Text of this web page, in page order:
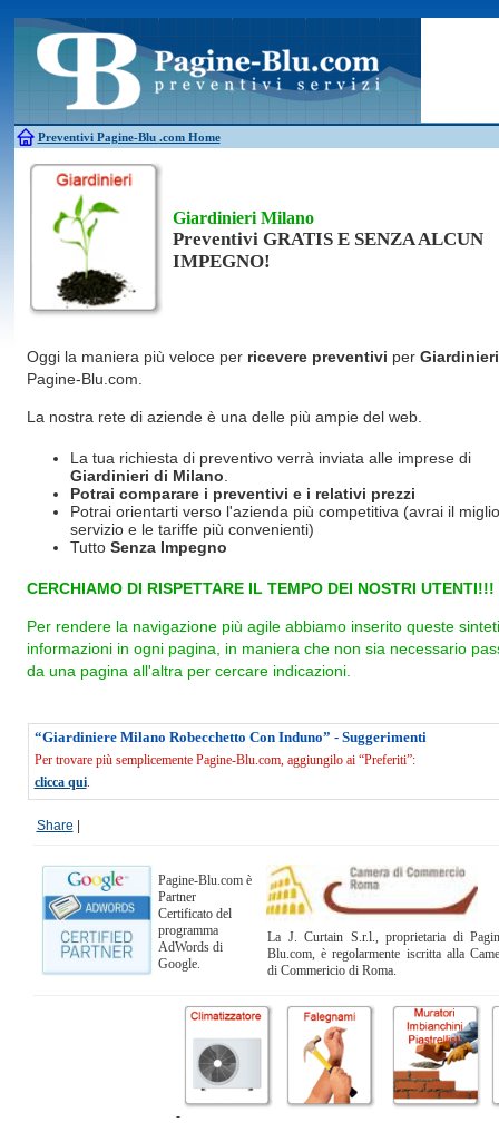
Preventivi Pagine-Blu .com Home
Antifurti
Allarme
Bagni chimici
Edilizia Giardinieri
Caldaie
Falegnami Idraulici
Canne fumarie
Parquet
Giardinieri Milano
Preventivi GRATIS E SENZA ALCUN
IMPEGNO!
Oggi la maniera più veloce per ricevere preventivi per Giardinieri
Pagine-Blu.com.
La nostra rete di aziende è una delle più ampie del web.
La tua richiesta di preventivo verrà inviata alle imprese di
Giardinieri di Milano
Potrai comparare i preventivi e i relativi prezzi
Potrai orientarti verso l'azienda più competitiva (avrai il
servizio e le tariffe più convenienti)
Tutto Senza Impegno
CERCHIAMO DI RISPETTARE IL TEMPO DEI NOSTRI UTENTI!!!
Per rendere la navigazione più agile abbiamo inserito queste
informazioni in ogni pagina, in maniera che non sia necessario
da una pagina all'altra per cercare indicazioni.
“Giardiniere Milano Robecchetto Con Induno” - Suggerimenti
Per trovare più semplicemente Pagine-Blu.com, aggiungilo ai “Preferiti”:
clicca qui.
Share
Pagine-Blu.com è
Partner
Certificato del
programma
AdWords di
Google.
La J. Curtain S.r.l., proprietaria di
Blu.com, è regolarmente iscritta alla
di Commericio di Roma.